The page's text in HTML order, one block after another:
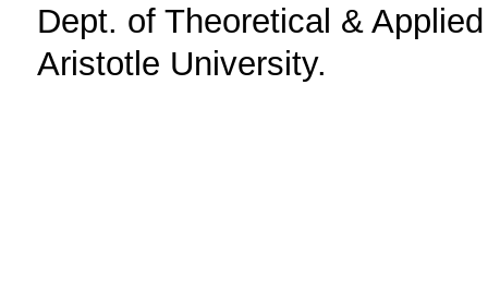
Dept. of Theoretical &
Aristotle University.